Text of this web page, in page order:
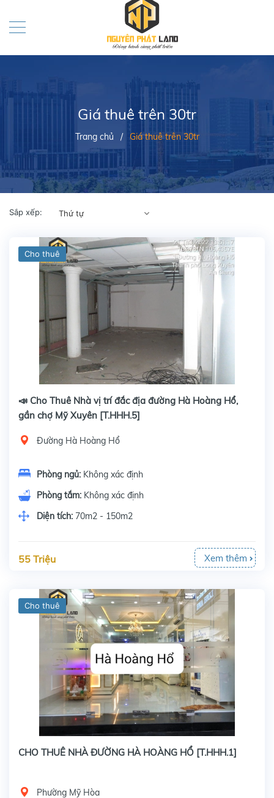
Giá thuê trên 30tr
Trang chủ / Giá thuê trên 30tr
Sắp xếp: Thứ tự
Cho thuê
📣 Cho Thuê Nhà vị trí đắc địa đường Hà Hoàng Hổ,
gần chợ Mỹ Xuyên [T.HHH.5]
Đường Hà Hoàng Hổ
Phòng ngủ: Không xác định
Phòng tắm: Không xác định
Diện tích: 70m2 - 150m2
55 Triệu Xem thêm
Cho thuê
CHO THUÊ NHÀ ĐƯỜNG HÀ HOÀNG HỔ [T.HHH.1]
Phường Mỹ Hòa